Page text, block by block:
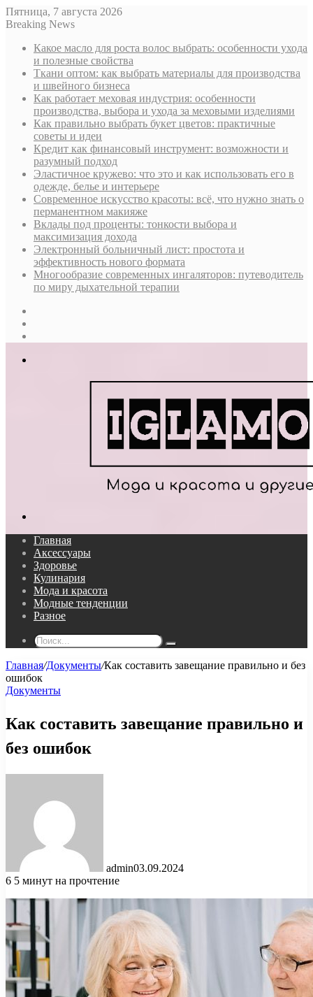
Пятница, 7 августа 2026
Breaking News
Какое масло для роста волос выбрать: особенности ухода
и полезные свойства
Ткани оптом: как выбрать материалы для производства
и швейного бизнеса
Как работает меховая индустрия: особенности
производства, выбора и ухода за меховыми изделиями
Как правильно выбрать букет цветов: практичные
советы и идеи
Кредит как финансовый инструмент: возможности и
разумный подход
Эластичное кружево: что это и как использовать его в
одежде, белье и интерьере
Современное искусство красоты: всё, что нужно знать о
перманентном макияже
Вклады под проценты: тонкости выбора и
максимизация дохода
Электронный больничный лист: простота и
эффективность нового формата
Многообразие современных ингаляторов: путеводитель
по миру дыхательной терапии
Главная
Аксессуары
Здоровье
Кулинария
Мода и красота
Модные тенденции
Разное
Поиск...
Главная/Документы/Как составить завещание правильно и без
ошибок
Документы
Как составить завещание правильно и
без ошибок
admin03.09.2024
6 5 минут на прочтение